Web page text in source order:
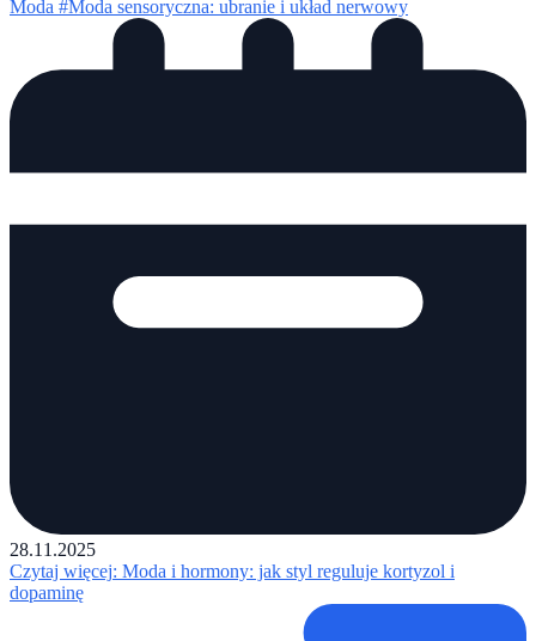
Moda #Moda sensoryczna: ubranie i układ nerwowy
28.11.2025
Czytaj więcej: Moda i hormony: jak styl reguluje kortyzol i
dopaminę